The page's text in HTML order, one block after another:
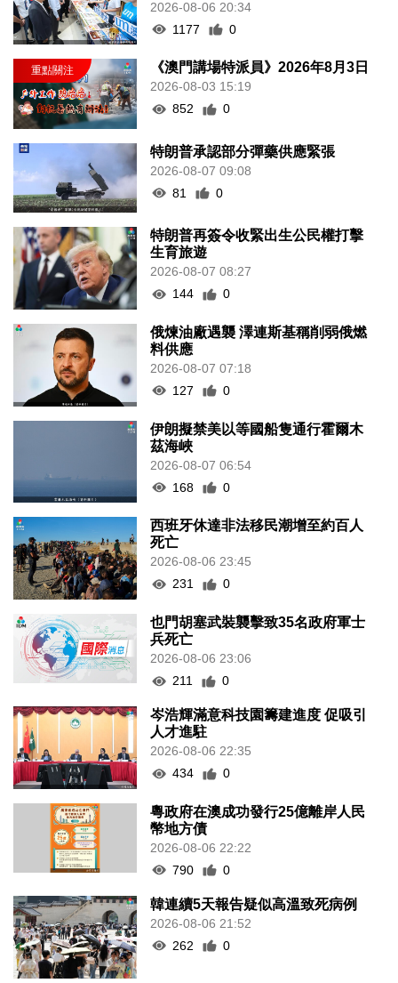
2026-08-06 20:34
1177
0
《澳門講場特派員》2026年8月3日
2026-08-03 15:19
852
0
特朗普承認部分彈藥供應緊張
2026-08-07 09:08
81
0
特朗普再簽令收緊出生公民權打擊
生育旅遊
2026-08-07 08:27
144
0
俄煉油廠遇襲 澤連斯基稱削弱俄燃
料供應
2026-08-07 07:18
127
0
伊朗擬禁美以等國船隻通行霍爾木
茲海峽
2026-08-07 06:54
168
0
西班牙休達非法移民潮增至約百人
死亡
2026-08-06 23:45
231
0
也門胡塞武裝襲擊致35名政府軍士
兵死亡
2026-08-06 23:06
211
0
岑浩輝滿意科技園籌建進度 促吸引
人才進駐
2026-08-06 22:35
434
0
粵政府在澳成功發行25億離岸人民
幣地方債
2026-08-06 22:22
790
0
韓連續5天報告疑似高溫致死病例
2026-08-06 21:52
262
0